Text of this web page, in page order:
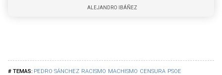
PEDRO SÁNCHEZ RACISMO MACHISMO CENSURA PSOE
ALEJANDRO IBÁÑEZ